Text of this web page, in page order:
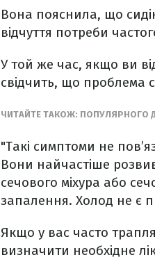
Вона пояснила, що
відчуття потреби
У той же час, якщо ви
свідчить, що проблема
ЧИТАЙТЕ ТАКОЖ: ПОПУЛЯРНОГО
"Такі симптоми не
Вони найчастіше
сечового міхура або
запалення. Холод не є
Якщо у вас часто
визначити необхідне